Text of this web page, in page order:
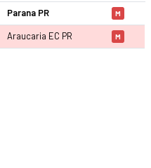
Parana PR M
Araucaria EC PR M